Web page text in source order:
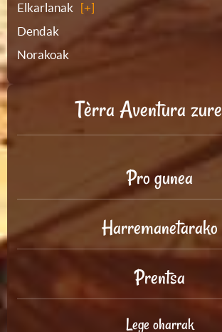
Elkarlanak
Dendak
Norakoak
Tèrra Aventura
Pro gunea
Harremanetarako
Prentsa
Lege oharrak